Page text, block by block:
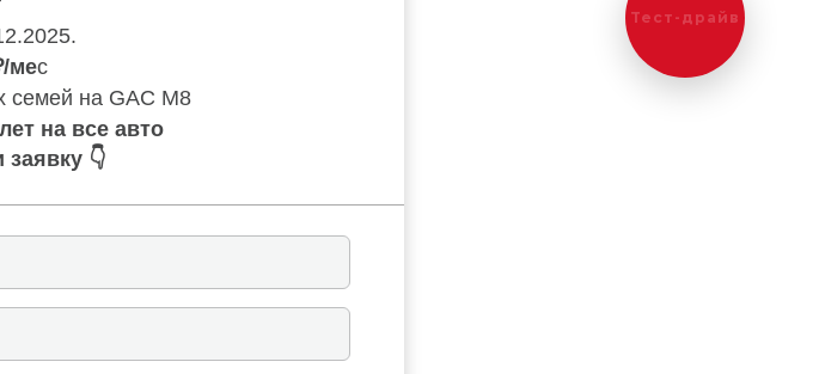
мес
семей на GAC M8
на все авто
👇
Тест-драйв